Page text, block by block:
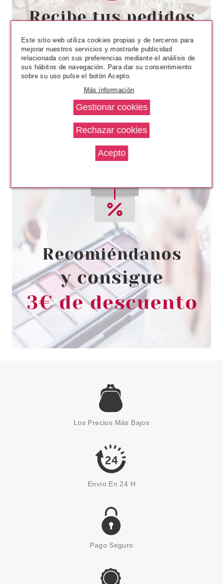
PANTENE
PANTENE EXPRESSIONS
desde
3.90€
NELLY
NELLY ACONDICIONADOR
BIFÁSICO 100 ML
desde
1.65€
NELLY
NELLY ACONDICIONADOR
BIFÁSICO RIZOS 100 ML
1.65€
Los Precios Más Bajos
Envío En 24 H
Pago Seguro
Este sitio web utiliza cookies propias y de terceros para
mejorar nuestros servicios y mostrarle publicidad
relacionada con sus preferencias mediante el análisis de
sus hábitos de navegación. Para dar su consentimiento
sobre su uso pulse el botón Acepto.
Más información